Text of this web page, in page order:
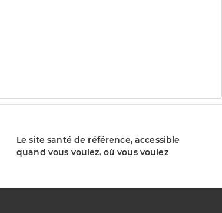
Le site santé de référence, accessible
quand vous voulez, où vous voulez